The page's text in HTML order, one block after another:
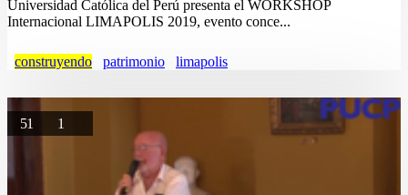
Universidad Católica del Perú presenta el WORKSHOP
Internacional LIMAPOLIS 2019, evento conce...
construyendo patrimonio limapolis
51 1